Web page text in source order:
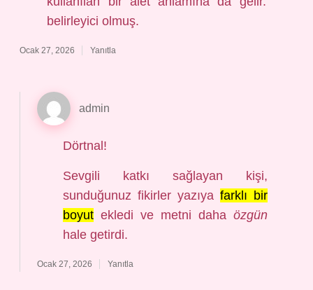
belirleyici olmuş.
Ocak 27, 2026 Yanıtla
admin
Dörtnal!
Sevgili katkı sağlayan kişi,
sunduğunuz fikirler yazıyafarklı bir
boyutekledi ve metni dahaözgün
hale getirdi.
Ocak 27, 2026 Yanıtla